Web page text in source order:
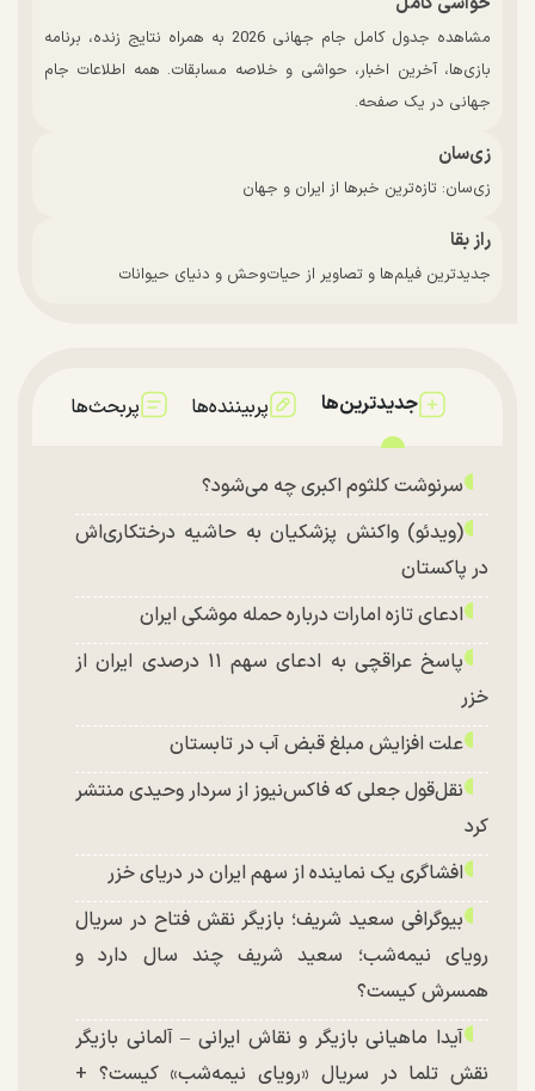
مشاهده جدول کامل جام جهانی 2026 به همراه نتایج زنده، برنامه
بازی‌ها، آخرین اخبار، حواشی و خلاصه مسابقات. همه اطلاعات جام
جهانی در یک صفحه.
زی‌سان
زی‌سان: تازه‌ترین خبرها از ایران و جهان
راز بقا
جدیدترین فیلم‌ها و تصاویر از حیات‌وحش و دنیای حیوانات
جدیدترین‌ها پربیننده‌ها پربحث‌ها
سرنوشت کلثوم اکبری چه می‌شود؟
(ویدئو) واکنش پزشکیان به حاشیه درختکاری‌اش
در پاکستان
ادعای تازه امارات درباره حمله موشکی ایران
پاسخ عراقچی به ادعای سهم ۱۱ درصدی ایران از
خزر
علت افزایش مبلغ قبض آب در تابستان
نقل‌قول جعلی که فاکس‌نیوز از سردار وحیدی منتشر
کرد
افشاگری یک نماینده از سهم ایران در دریای خزر
بیوگرافی سعید شریف؛ بازیگر نقش فتاح در سریال
رویای نیمه‌شب؛ سعید شریف چند سال دارد و
همسرش کیست؟
آیدا ماهیانی بازیگر و نقاش ایرانی – آلمانی بازیگر
نقش تلما در سریال «رویای نیمه‌شب» کیست؟ +